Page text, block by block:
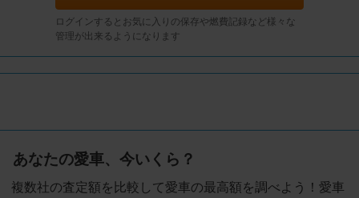
ログインするとお気に入りの保存や燃費記録など様々な
管理が出来るようになります
あなたの愛車、今いくら？
複数社の査定額を比較して愛車の最高額を調べよう！愛車